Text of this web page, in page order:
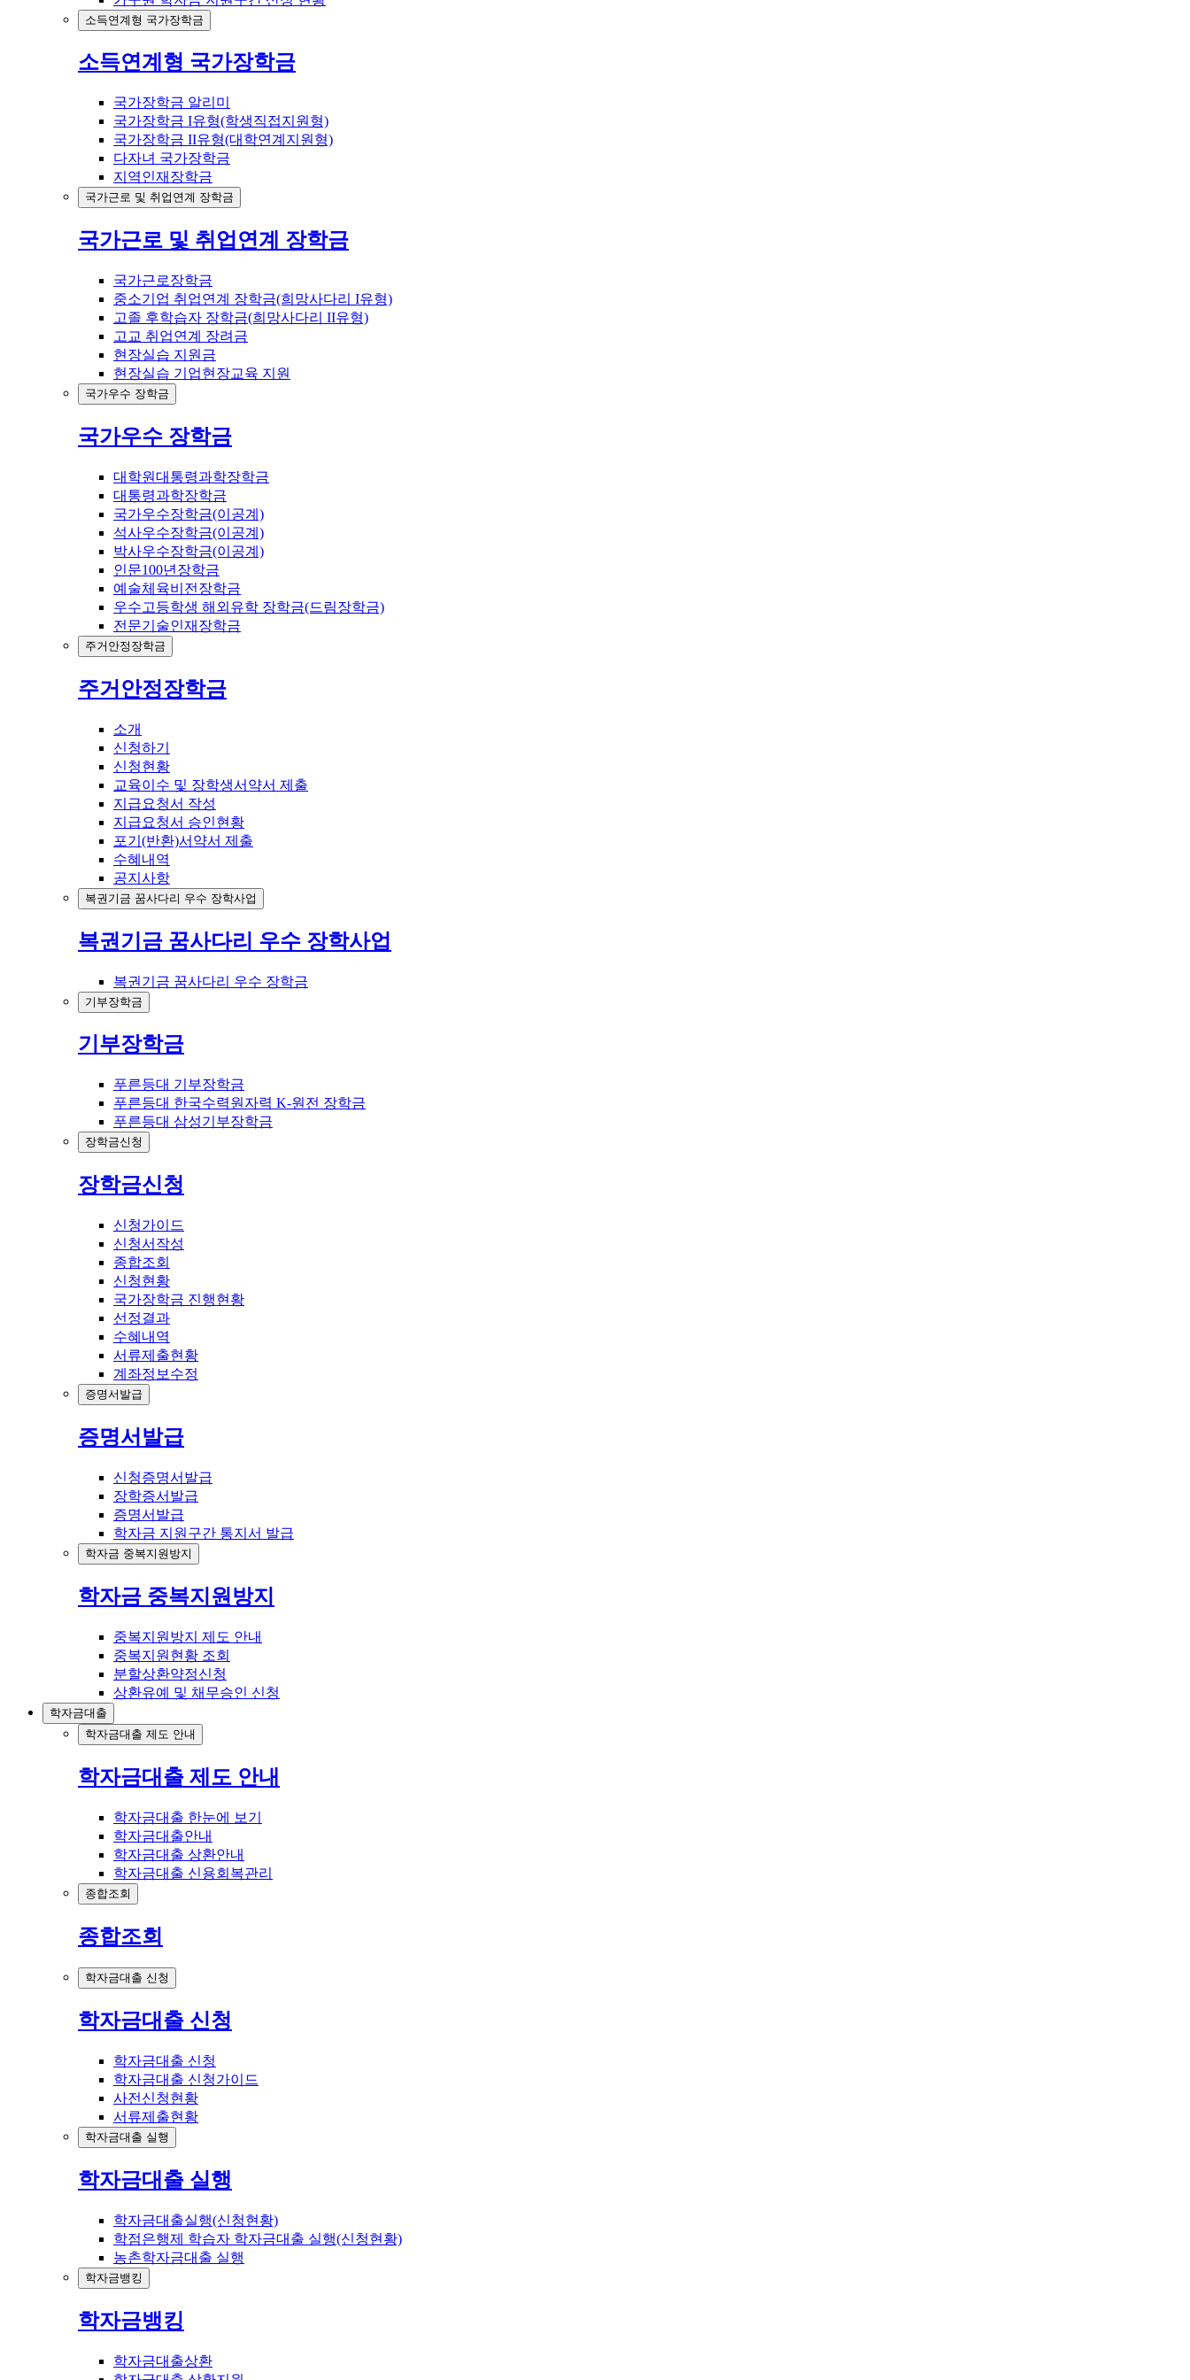
소득연계형 국가장학금
소득연계형 국가장학금
국가장학금 알리미
국가장학금 I유형(학생직접지원형)
국가장학금 II유형(대학연계지원형)
다자녀 국가장학금
지역인재장학금
국가근로 및 취업연계 장학금
국가근로 및 취업연계 장학금
국가근로장학금
중소기업 취업연계 장학금(희망사다리 I유형)
고졸 후학습자 장학금(희망사다리 II유형)
고교 취업연계 장려금
현장실습 지원금
현장실습 기업현장교육 지원
국가우수 장학금
국가우수 장학금
대학원대통령과학장학금
대통령과학장학금
국가우수장학금(이공계)
석사우수장학금(이공계)
박사우수장학금(이공계)
인문100년장학금
예술체육비전장학금
우수고등학생 해외유학 장학금(드림장학금)
전문기술인재장학금
주거안정장학금
주거안정장학금
소개
신청하기
신청현황
교육이수 및 장학생서약서 제출
지급요청서 작성
지급요청서 승인현황
포기(반환)서약서 제출
수혜내역
공지사항
복권기금 꿈사다리 우수 장학사업
복권기금 꿈사다리 우수 장학사업
복권기금 꿈사다리 우수 장학금
기부장학금
기부장학금
푸른등대 기부장학금
푸른등대 한국수력원자력 K-원전 장학금
푸른등대 삼성기부장학금
장학금신청
장학금신청
신청가이드
신청서작성
종합조회
신청현황
국가장학금 진행현황
선정결과
수혜내역
서류제출현황
계좌정보수정
증명서발급
증명서발급
신청증명서발급
장학증서발급
증명서발급
학자금 지원구간 통지서 발급
학자금 중복지원방지
학자금 중복지원방지
중복지원방지 제도 안내
중복지원현황 조회
분할상환약정신청
상환유예 및 채무승인 신청
학자금대출
학자금대출 제도 안내
학자금대출 제도 안내
학자금대출 한눈에 보기
학자금대출안내
학자금대출 상환안내
학자금대출 신용회복관리
종합조회
종합조회
학자금대출 신청
학자금대출 신청
학자금대출 신청
학자금대출 신청가이드
사전신청현황
서류제출현황
학자금대출 실행
학자금대출 실행
학자금대출실행(신청현황)
학점은행제 학습자 학자금대출 실행(신청현황)
농촌학자금대출 실행
학자금뱅킹
학자금뱅킹
학자금대출상환